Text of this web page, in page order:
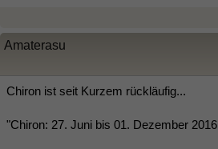
Amaterasu
Chiron ist seit Kurzem rückläufig...
"Chiron: 27. Juni bis 01. Dezember 2016